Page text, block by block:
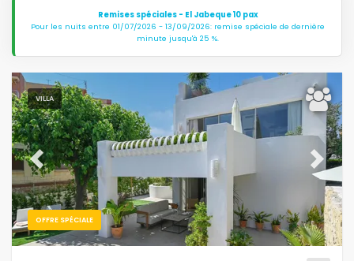
Remises spéciales - El Jabeque 10 pax
Pour les nuits entre 01/07/2026 - 13/09/2026: remise spéciale de dernière
minute jusqu'à 25 %.
VILLA
OFFRE SPÉCIALE
Previous Next